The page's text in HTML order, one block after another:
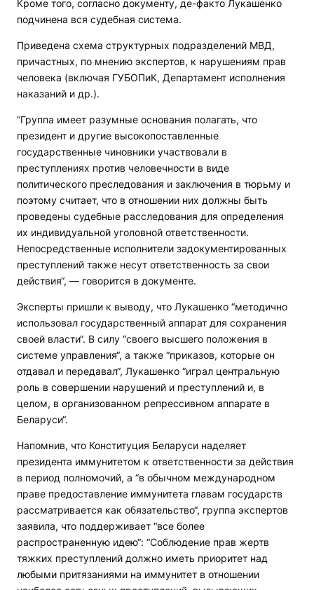
Кроме того, согласно документу, де-факто Лукашенко
подчинена вся судебная система.
Приведена схема структурных подразделений МВД,
причастных, по мнению экспертов, к нарушениям прав
человека (включая ГУБОПиК, Департамент исполнения
наказаний и др.).
“Группа имеет разумные основания полагать, что
президент и другие высокопоставленные
государственные чиновники участвовали в
преступлениях против человечности в виде
политического преследования и заключения в тюрьму и
поэтому считает, что в отношении них должны быть
проведены судебные расследования для определения
их индивидуальной уголовной ответственности.
Непосредственные исполнители задокументированных
преступлений также несут ответственность за свои
действия“, — говорится в документе.
Эксперты пришли к выводу, что Лукашенко “методично
использовал государственный аппарат для сохранения
своей власти“. В силу “своего высшего положения в
системе управления“, а также “приказов, которые он
отдавал и передавал“, Лукашенко “играл центральную
роль в совершении нарушений и преступлений и, в
целом, в организованном репрессивном аппарате в
Беларуси“.
Напомнив, что Конституция Беларуси наделяет
президента иммунитетом к ответственности за действия
в период полномочий, а “в обычном международном
праве предоставление иммунитета главам государств
рассматривается как обязательство“, группа экспертов
заявила, что поддерживает “все более
распространенную идею“: “Соблюдение прав жертв
тяжких преступлений должно иметь приоритет над
любыми притязаниями на иммунитет в отношении